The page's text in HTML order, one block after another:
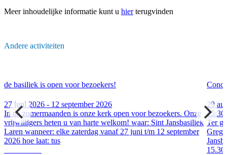
Meer inhoudelijke informatie kunt u hierterugvinden
Andere activiteiten
de basiliek is open voor bezoekers!
27 juni 2026 - 12 september 2026
In de zomermaanden is onze kerk open voor bezoekers. Onze
vrijwilligers heten u van harte welkom! waar: Sint Jansbasiliek
Laren wanneer: elke zaterdag vanaf 27 juni t/m 12 september
2026 hoe laat: tus
29
15:30
Ter